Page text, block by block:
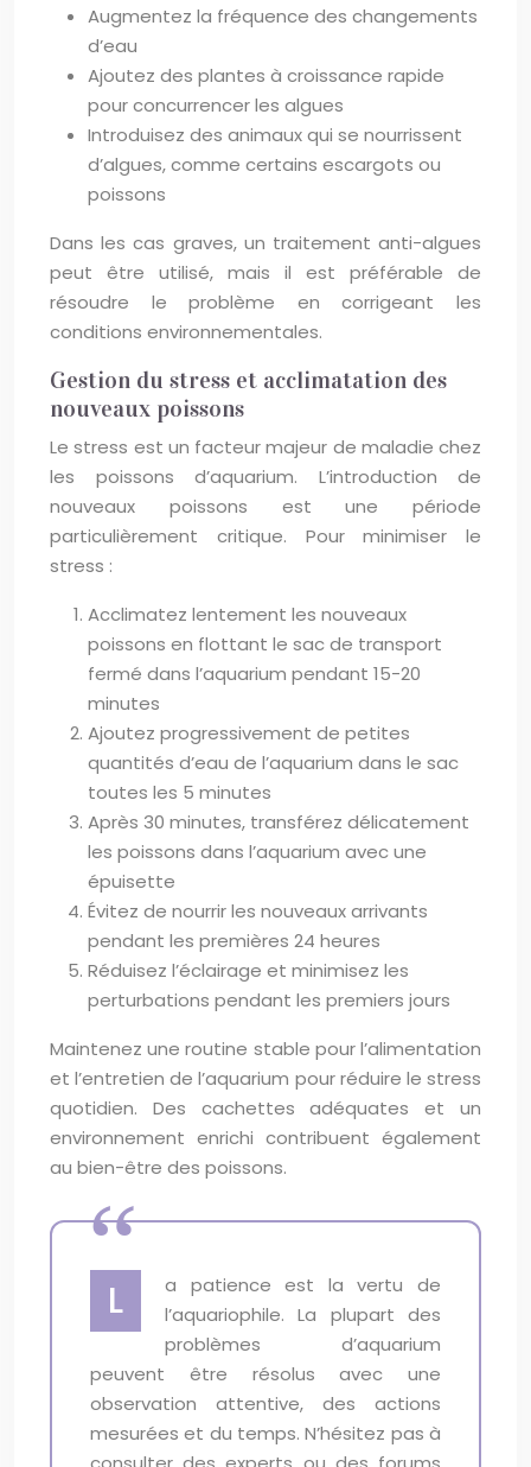
Augmentez la fréquence des changements
d’eau
Ajoutez des plantes à croissance rapide
pour concurrencer les algues
Introduisez des animaux qui se nourrissent
d’algues, comme certains escargots ou
poissons
Dans les cas graves, un traitement anti-algues
peut être utilisé, mais il est préférable de
résoudre le problème en corrigeant les
conditions environnementales.
Gestion du stress et acclimatation des
nouveaux poissons
Le stress est un facteur majeur de maladie chez
les poissons d’aquarium. L’introduction de
nouveaux poissons est une période
particulièrement critique. Pour minimiser le
stress :
Acclimatez lentement les nouveaux
poissons en flottant le sac de transport
fermé dans l’aquarium pendant 15-20
minutes
Ajoutez progressivement de petites
quantités d’eau de l’aquarium dans le sac
toutes les 5 minutes
Après 30 minutes, transférez délicatement
les poissons dans l’aquarium avec une
épuisette
Évitez de nourrir les nouveaux arrivants
pendant les premières 24 heures
Réduisez l’éclairage et minimisez les
perturbations pendant les premiers jours
Maintenez une routine stable pour l’alimentation
et l’entretien de l’aquarium pour réduire le stress
quotidien. Des cachettes adéquates et un
environnement enrichi contribuent également
au bien-être des poissons.
L
a patience est la vertu de
l’aquariophile. La plupart des
problèmes d’aquarium
peuvent être résolus avec une
observation attentive, des actions
mesurées et du temps. N’hésitez pas à